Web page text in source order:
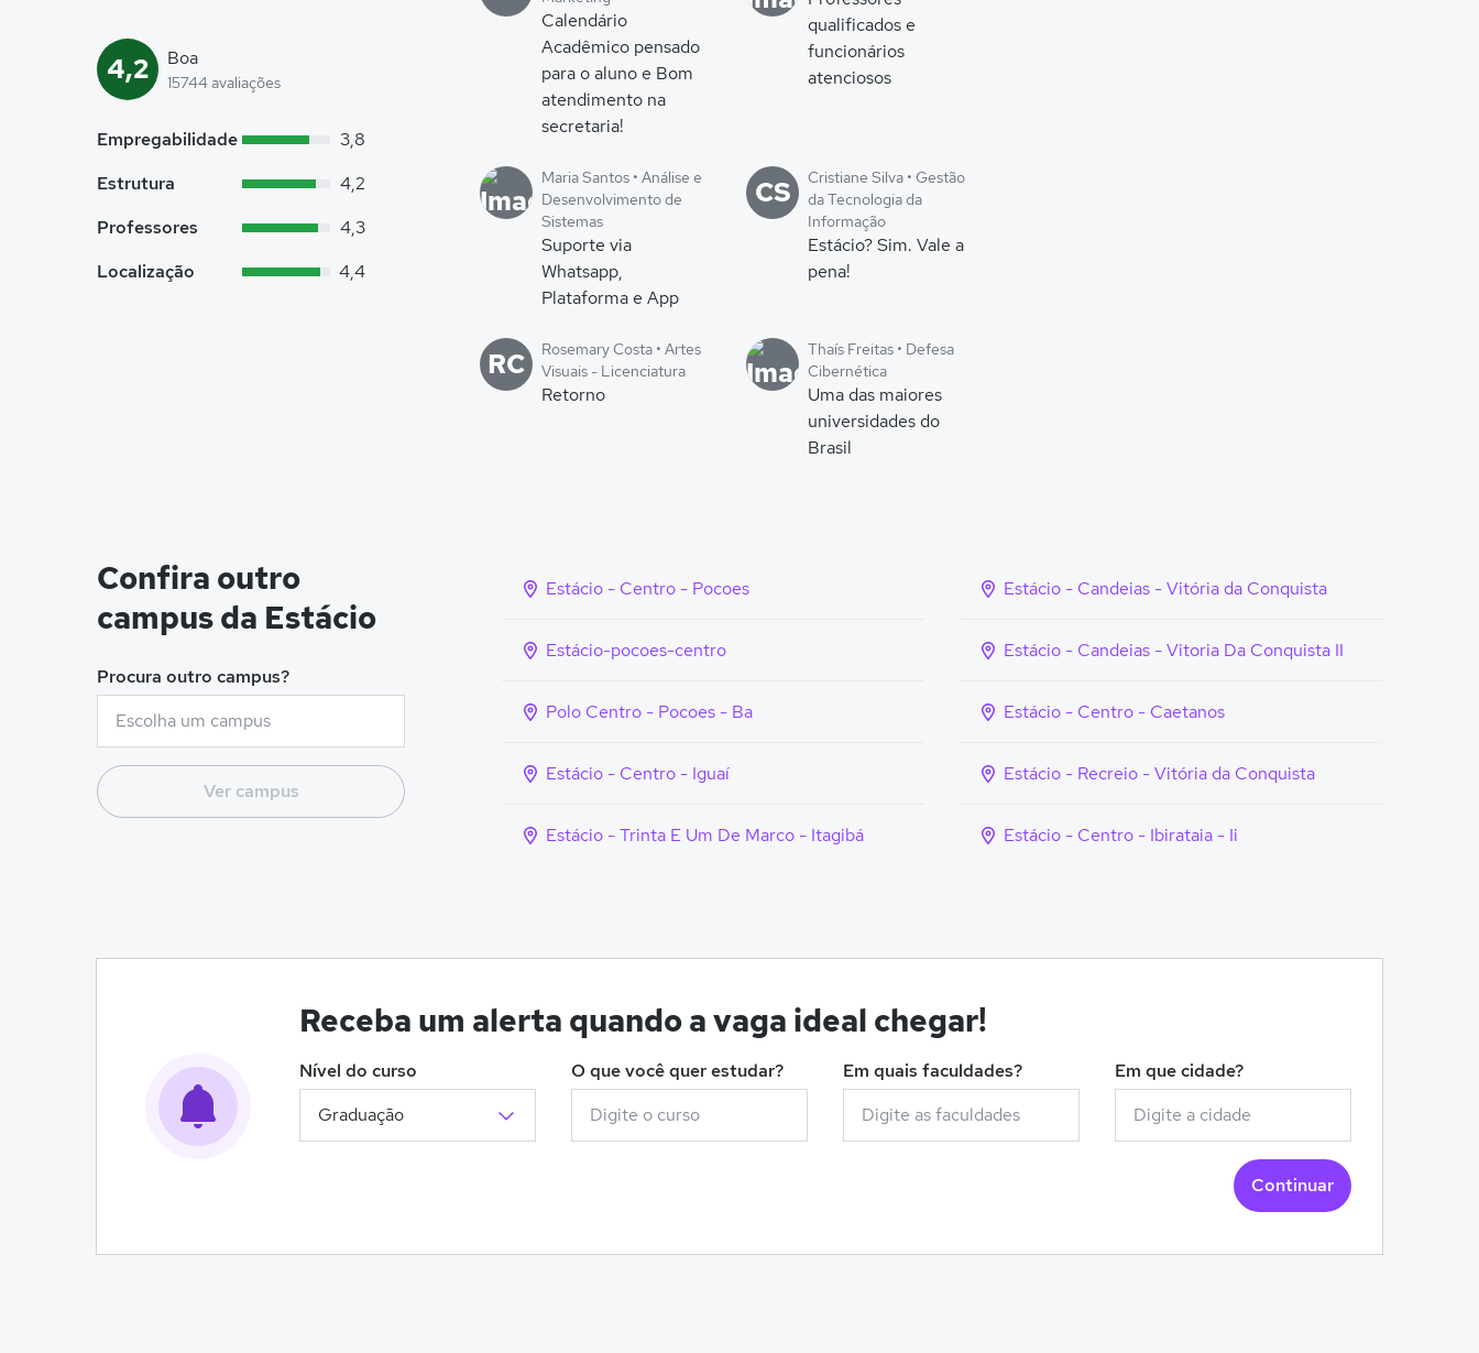
4,2 Boa
15744 avaliações
Empregabilidade
3,8
Estrutura
4,2
Professores
4,3
Localização
4,4
Calendário
Acadêmico pensado
para o aluno e Bom
atendimento na
secretaria!
qualificados e
funcionários
atenciosos
Maria Santos • Análise e
Desenvolvimento de
Sistemas
Suporte via
Whatsapp,
Plataforma e App
CS
Cristiane Silva • Gestão
da Tecnologia da
Informação
Estácio? Sim. Vale a
pena!
RC
Rosemary Costa • Artes
Visuais - Licenciatura
Retorno
Thaís Freitas • Defesa
Cibernética
Uma das maiores
universidades do
Brasil
Confira outro
campus da Estácio
Procura outro campus?
Ver campus
Estácio - Centro - Pocoes
Estácio-pocoes-centro
Polo Centro - Pocoes - Ba
Estácio - Centro - Iguaí
Estácio - Trinta E Um De Marco - Itagibá
Estácio - Candeias - Vitória da Conquista
Estácio - Candeias - Vitoria Da Conquista II
Estácio - Centro - Caetanos
Estácio - Recreio - Vitória da Conquista
Estácio - Centro - Ibirataia - Ii
Receba um alerta quando a vaga ideal chegar!
Nível do curso O que você quer estudar? Em quais faculdades? Em que cidade?
Continuar